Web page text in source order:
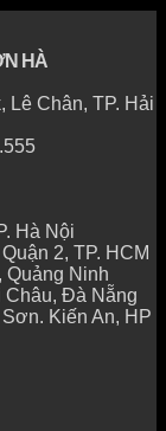
HÀ
Lê Chân, TP. Hải
Hà Nội
2, TP. HCM
Quảng Ninh
Châu, Đà Nẵng
Kiến An, HP